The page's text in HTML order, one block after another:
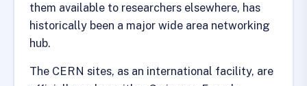
them available to researchers elsewhere, has
historically been a major wide area networking
hub.
The CERN sites, as an international facility, are